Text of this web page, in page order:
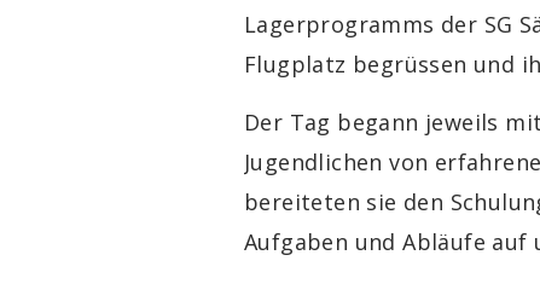
Lagerprogramms der SG
Flugplatz begrüssen und
Der Tag begann jeweils
Jugendlichen von
bereiteten sie den
Aufgaben und Abläufe auf